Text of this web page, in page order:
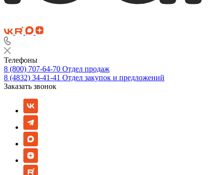
Телефоны
8 (800) 707-64-70 Отдел продаж
8 (4832) 34-41-41 Отдел закупок и предложений
Заказать звонок